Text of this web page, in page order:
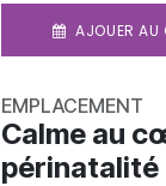
AJOUER AU
EMPLACEMENT
Calme au
périnatalité